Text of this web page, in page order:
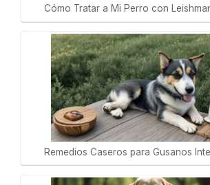
Cómo Tratar a Mi Perro con
Remedios Caseros para Gusanos